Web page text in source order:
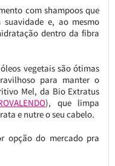
com shampoos que
e, ao mesmo
dentro da fibra
vegetais são ótimas
para manter o
Mel, da Bio Extratus
), que limpa
e nutre o seu cabelo.
opção do mercado pra